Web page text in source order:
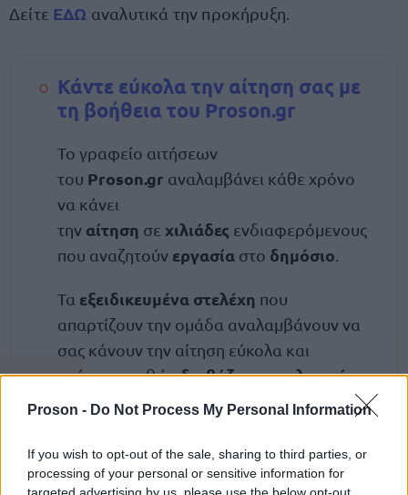
Proson - Do Not Process My Personal Information
If you wish to opt-out of the sale, sharing to third parties, or
processing of your personal or sensitive information for
Δείτε ΕΔΩ αναλυτικά την προκήρυξη.
Κάντε εύκολα την αίτηση σας με
τη βοήθεια του Proson.gr
Το γραφείο αιτήσεων
του Proson.gr αναλαμβάνει κάθε χρόνο
να κάνει
την αίτηση σε χιλιάδες ενδιαφερόμενους
που αναζητούν εργασία στο δημόσιο
Τα εξειδικευμένα στελέχη που
απαρτίζουν την ομάδα αναλαμβάνουν να
σας κάνουν την αίτηση εύκολα και
γρήγορα καθώςδιαβάζουν αναλυτικά
τις προκηρύξεις
και σας καθοδηγούν στο
Είτε για μόνιμο, είτε για εποχικό